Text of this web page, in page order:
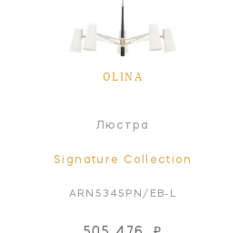
OLINA
Люстра
Signature Collection
ARN5345PN/EB-L